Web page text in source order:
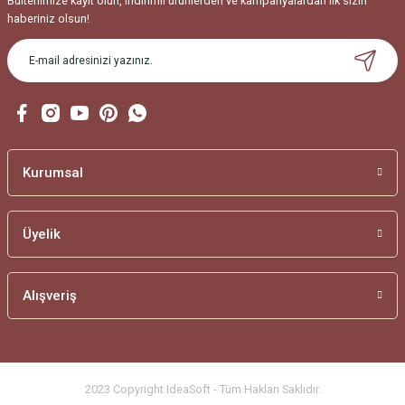
haberiniz olsun!
Kurumsal
Üyelik
Alışveriş
2023 Copyright IdeaSoft - Tüm Hakları Saklıdır.